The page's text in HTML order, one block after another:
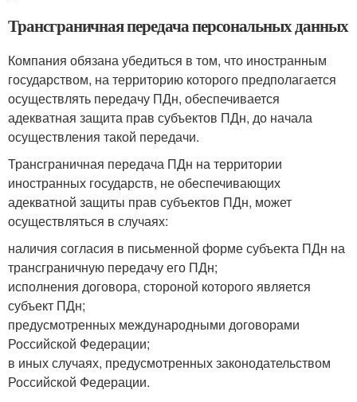
Трансграничная передача персональных данных
Компания обязана убедиться в том, что иностранным
государством, на территорию которого предполагается
осуществлять передачу ПДн, обеспечивается
адекватная защита прав субъектов ПДн, до начала
осуществления такой передачи.
Трансграничная передача ПДн на территории
иностранных государств, не обеспечивающих
адекватной защиты прав субъектов ПДн, может
осуществляться в случаях:
наличия согласия в письменной форме субъекта ПДн на
трансграничную передачу его ПДн;
исполнения договора, стороной которого является
субъект ПДн;
предусмотренных международными договорами
Российской Федерации;
в иных случаях, предусмотренных законодательством
Российской Федерации.